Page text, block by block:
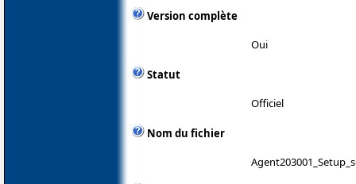
Version complète
Oui
Statut
Officiel
Nom du fichier